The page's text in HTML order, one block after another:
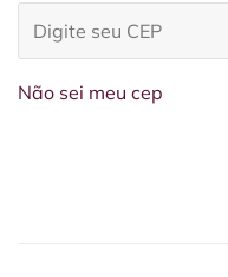
Não sei meu cep